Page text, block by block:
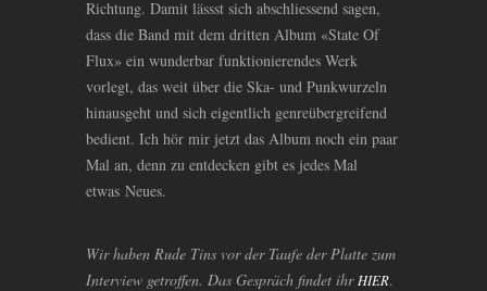
Richtung. Damit lässst sich abschliessend sagen,
dass die Band mit dem dritten Album «State Of
Flux» ein wunderbar funktionierendes Werk
vorlegt, das weit über die Ska- und Punkwurzeln
hinausgeht und sich eigentlich genreübergreifend
bedient. Ich hör mir jetzt das Album noch ein paar
Mal an, denn zu entdecken gibt es jedes Mal
etwas Neues.
Wir haben Rude Tins vor der Taufe der Platte zum
Interview getroffen. Das Gespräch findet ihr HIER.